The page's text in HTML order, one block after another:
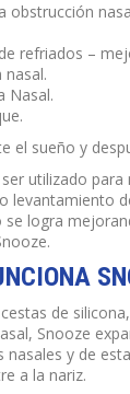
obstrucción
refriados –
Nasal.
el sueño y
utilizado para
levantamiento
se logra
de
Snooze
nasales y de
a la nariz.